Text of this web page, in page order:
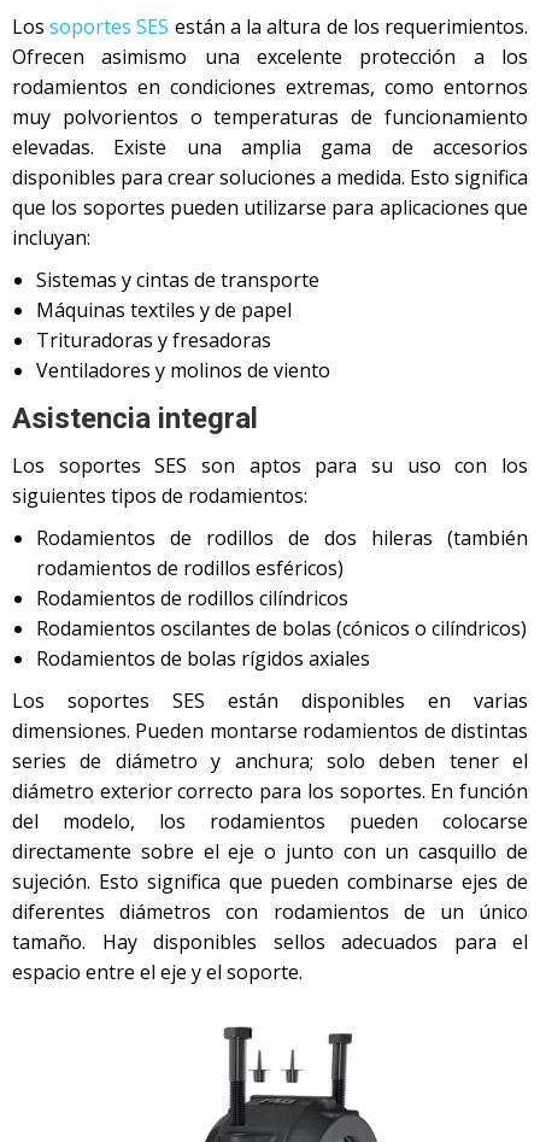
Lossoportes SES están a la altura de los requerimientos.
Ofrecen asimismo una excelente protección a los
rodamientos en condiciones extremas, como entornos
muy polvorientos o temperaturas de funcionamiento
elevadas. Existe una amplia gama de accesorios
disponibles para crear soluciones a medida. Esto significa
que los soportes pueden utilizarse para aplicaciones que
incluyan:
Sistemas y cintas de transporte
Máquinas textiles y de papel
Trituradoras y fresadoras
Ventiladores y molinos de viento
Asistencia integral
Los soportes SES son aptos para su uso con los
siguientes tipos de rodamientos:
Rodamientos de rodillos de dos hileras (también
rodamientos de rodillos esféricos)
Rodamientos de rodillos cilíndricos
Rodamientos oscilantes de bolas (cónicos o cilíndricos)
Rodamientos de bolas rígidos axiales
Los soportes SES están disponibles en varias
dimensiones. Pueden montarse rodamientos de distintas
series de diámetro y anchura; solo deben tener el
diámetro exterior correcto para los soportes. En función
del modelo, los rodamientos pueden colocarse
directamente sobre el eje o junto con un casquillo de
sujeción. Esto significa que pueden combinarse ejes de
diferentes diámetros con rodamientos de un único
tamaño. Hay disponibles sellos adecuados para el
espacio entre el eje y el soporte.